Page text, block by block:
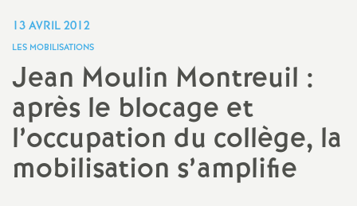
t
N
a
13 AVRIL 2012
LES MOBILISATIONS
Jean Moulin Montreuil :
après le blocage et
l’occupation du collège, la
mobilisation s’amplifie